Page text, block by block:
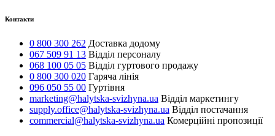
Контакти
0 800 300 262 Доставка додому
067 509 91 13 Відділ персоналу
068 100 05 05 Відділ гуртового продажу
0 800 300 020 Гаряча лінія
096 050 55 00 Гуртівня
marketing@halytska-svizhyna.ua Відділ маркетингу
supply.office@halytska-svizhyna.ua Відділ постачання
commercial@halytska-svizhyna.ua Комерційні пропозиції